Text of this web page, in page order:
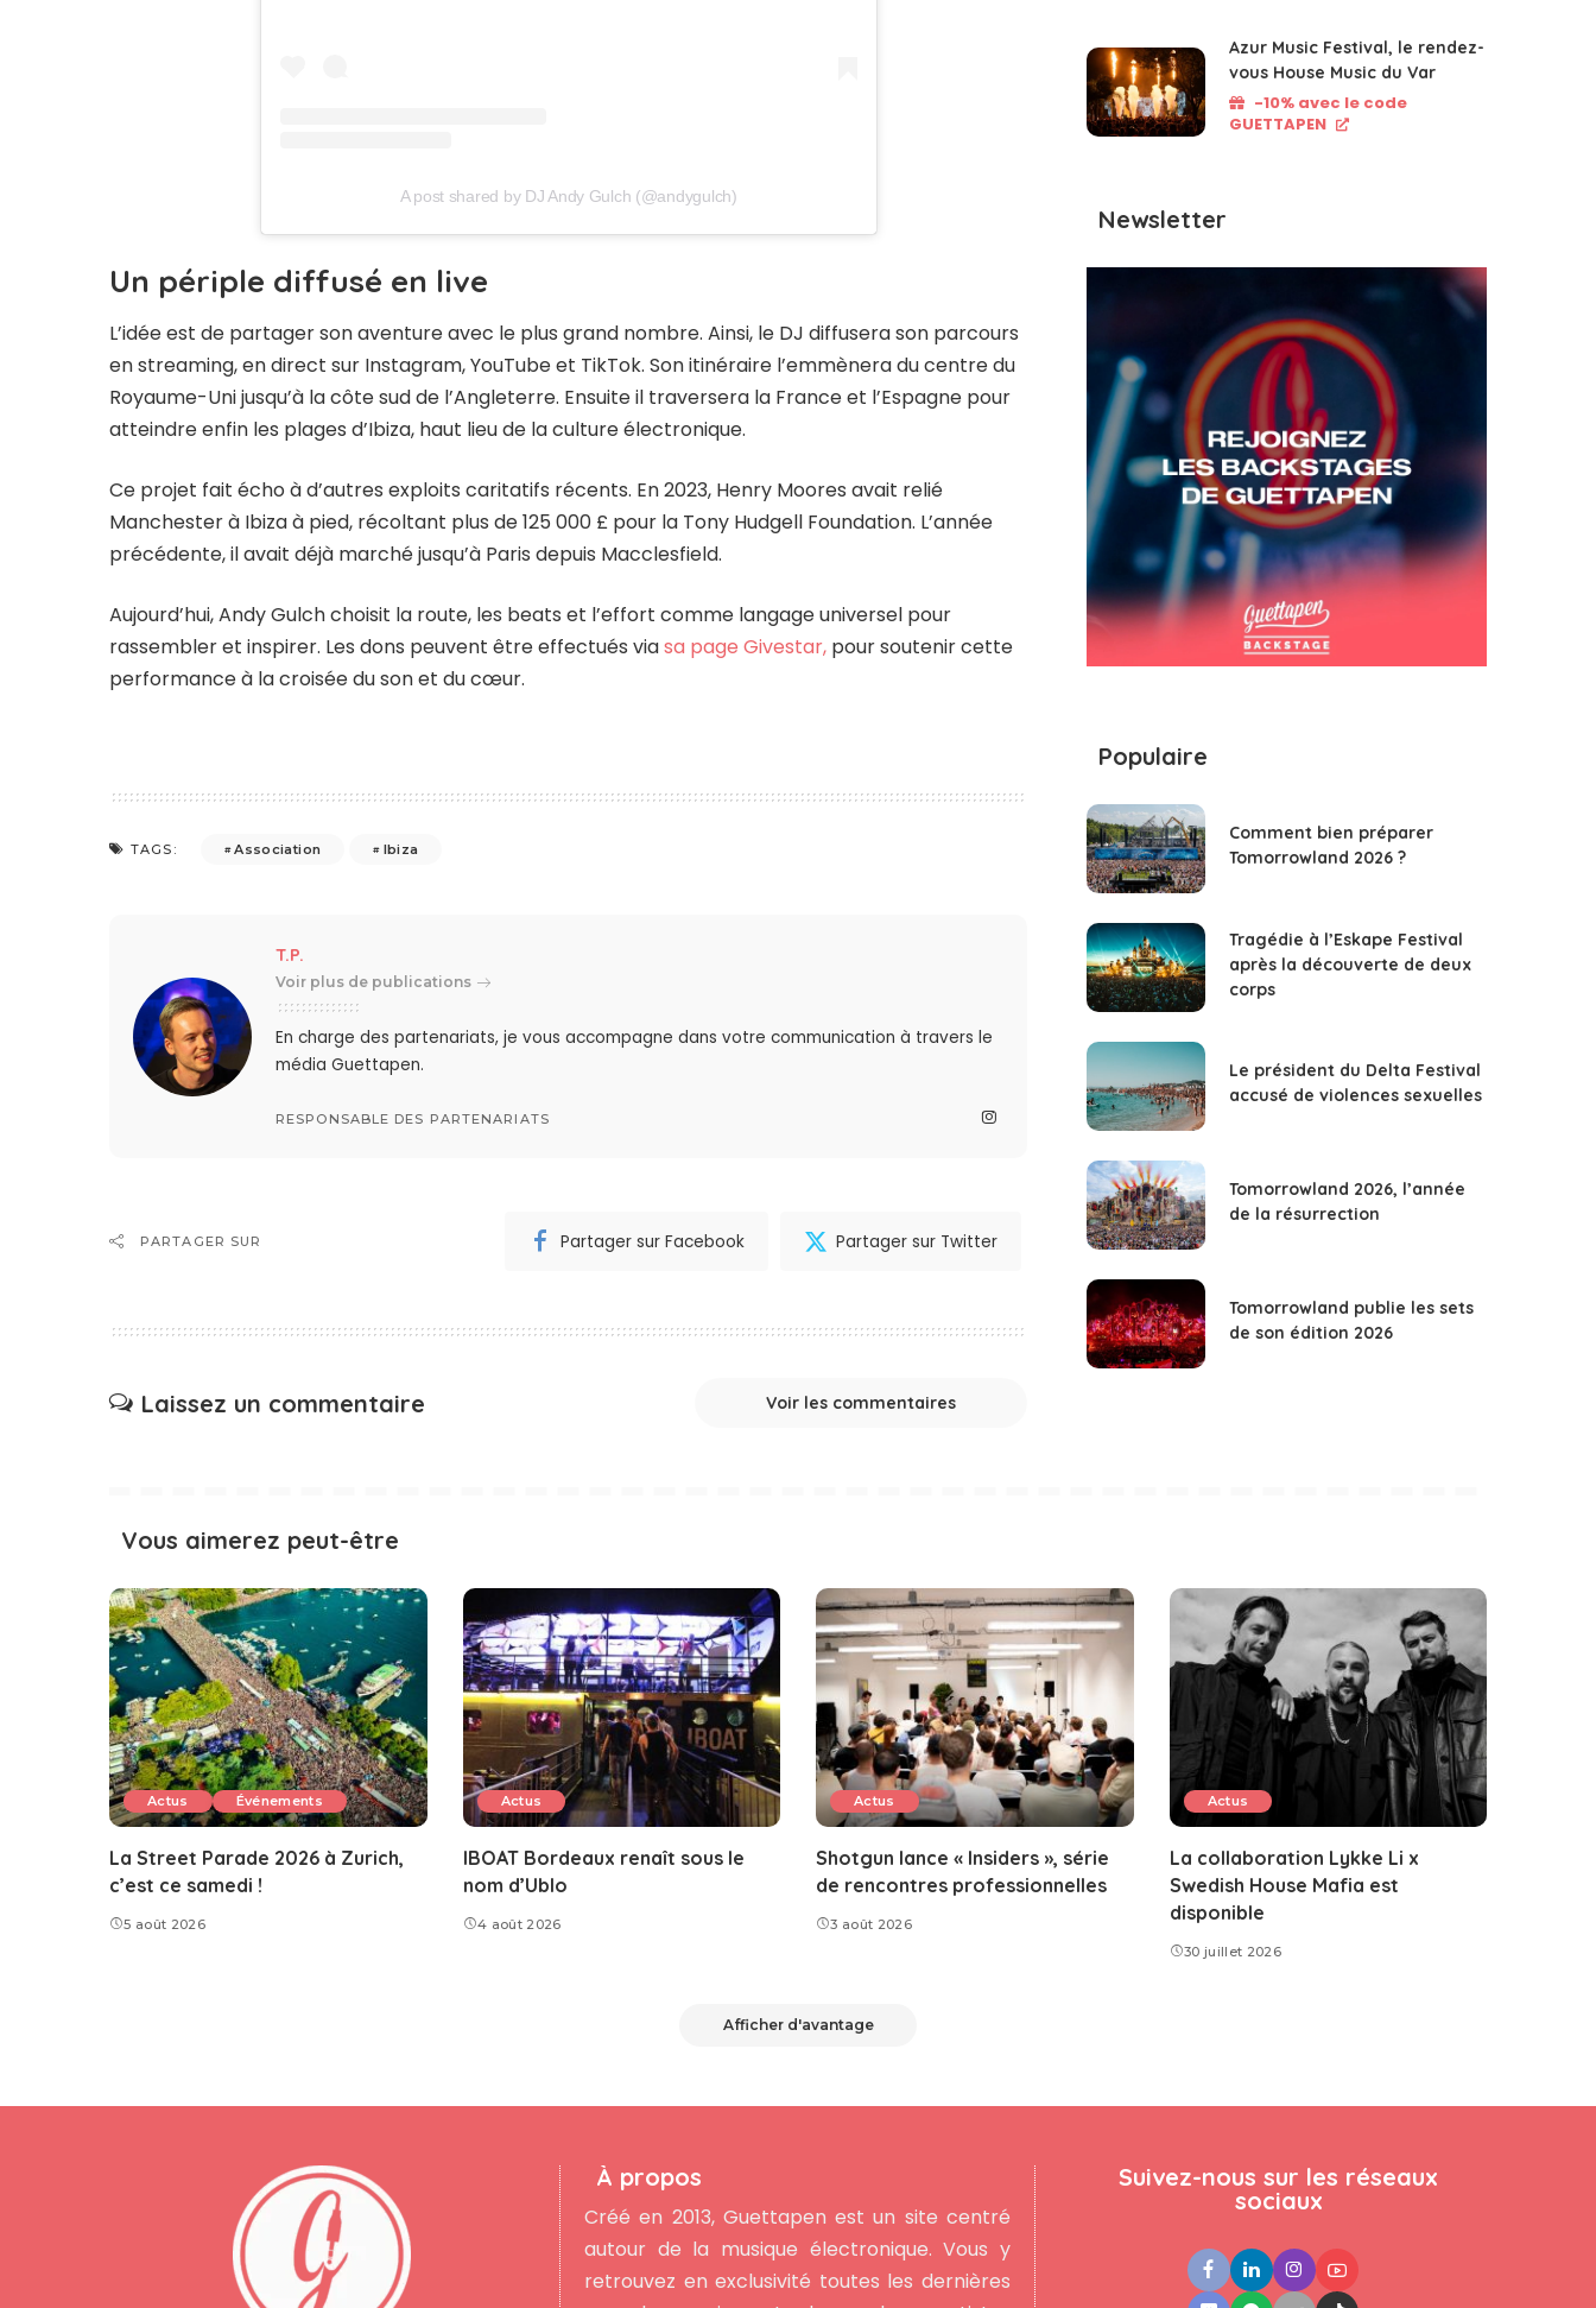
A post shared by DJ Andy Gulch (@andygulch)
Un périple diffusé en live
L’idée est de partager son aventure avec le plus grand nombre. Ainsi, le DJ diffusera son parcours
en streaming, en direct sur Instagram, YouTube et TikTok. Son itinéraire l’emmènera du centre du
Royaume-Uni jusqu’à la côte sud de l’Angleterre. Ensuite il traversera la France et l’Espagne pour
atteindre enfin les plages d’Ibiza, haut lieu de la culture électronique.
Ce projet fait écho à d’autres exploits caritatifs récents. En 2023, Henry Moores avait relié
Manchester à Ibiza à pied, récoltant plus de 125 000 £ pour la Tony Hudgell Foundation. L’année
précédente, il avait déjà marché jusqu’à Paris depuis Macclesfield.
Aujourd’hui, Andy Gulch choisit la route, les beats et l’effort comme langage universel pour
rassembler et inspirer. Les dons peuvent être effectués viasa page Givestar, pour soutenir cette
performance à la croisée du son et du cœur.
TAGS: Association Ibiza
T.P.
Voir plus de publications
En charge des partenariats, je vous accompagne dans votre communication à travers le
média Guettapen.
RESPONSABLE DES PARTENARIATS
PARTAGER SUR Partager sur Facebook Partager sur Twitter
Laissez un commentaire Voir les commentaires
Azur Music Festival, le rendez-
vous House Music du Var
-10% avec le code
GUETTAPEN
Newsletter
Populaire
Comment bien préparer
Tomorrowland 2026 ?
Tragédie à l’Eskape Festival
après la découverte de deux
corps
Le président du Delta Festival
accusé de violences sexuelles
Tomorrowland 2026, l’année
de la résurrection
Tomorrowland publie les sets
de son édition 2026
Vous aimerez peut-être
Actus Événements
La Street Parade 2026 à Zurich,
c’est ce samedi !
5 août 2026
Actus
IBOAT Bordeaux renaît sous le
nom d’Ublo
4 août 2026
Actus
Shotgun lance « Insiders », série
de rencontres professionnelles
3 août 2026
Actus
La collaboration Lykke Li x
Swedish House Mafia est
disponible
30 juillet 2026
Afficher d'avantage
À propos
Créé en 2013, Guettapen est un site centré
autour de la musique électronique. Vous y
retrouvez en exclusivité toutes les dernières
Suivez-nous sur les réseaux
sociaux